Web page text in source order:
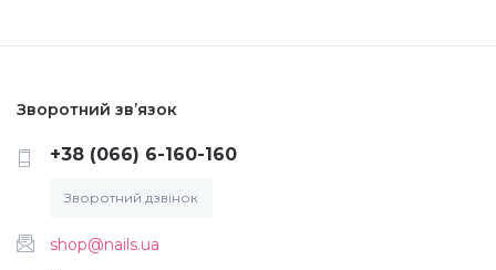
Фольга для лиття (ефект кракелюра)
Аксесуари
Зворотний зв’язок
+38 (066) 6-160-160
Зворотний дзвінок
shop@nails.ua